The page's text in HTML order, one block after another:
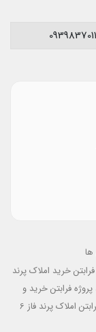
خرید املاک پرند
خرید و
املاک پرند فاز 6